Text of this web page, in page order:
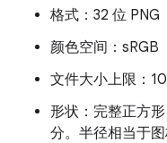
格式：32 位 PNG
颜色空间：sRGB
文件大小上限：
形状：完整正方
分。半径相当于图